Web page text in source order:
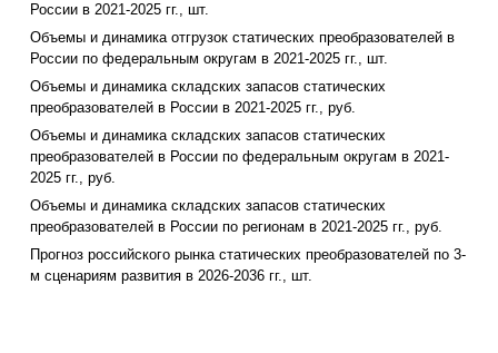
России в 2021-2025 гг., шт.
Объемы и динамика отгрузок статических преобразователей в
России по федеральным округам в 2021-2025 гг., шт.
Объемы и динамика складских запасов статических
преобразователей в России в 2021-2025 гг., руб.
Объемы и динамика складских запасов статических
преобразователей в России по федеральным округам в 2021-
2025 гг., руб.
Объемы и динамика складских запасов статических
преобразователей в России по регионам в 2021-2025 гг., руб.
Прогноз российского рынка статических преобразователей по 3-
м сценариям развития в 2026-2036 гг., шт.